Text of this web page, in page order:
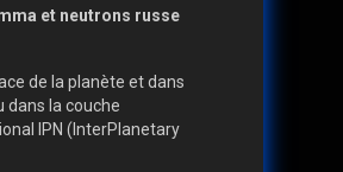
et neutrons russe
de la planète et dans
dans la couche
IPN (InterPlanetary